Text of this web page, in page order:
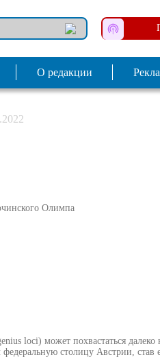
О редакции
Олимпа
loci) может похвастаться
столицу Австрии, став